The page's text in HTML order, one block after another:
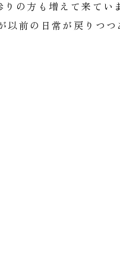
の方も増えて来てい
以前の日常が戻りつつ